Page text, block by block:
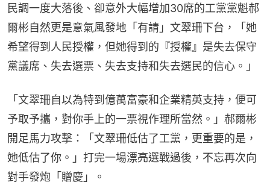
民調一度大落後、卻意外大幅增加30席的工黨黨魁郝
爾彬自然更是意氣風發地「有請」文翠珊下台，「她
希望得到人民授權，但她得到的『授權』是失去保守
黨議席、失去選票、失去支持和失去選民的信心。」
「文翠珊自以為特到億萬富豪和企業精英支持，便可
予取予攜，對你手上的一票視作理所當然。」郝爾彬
開足馬力攻擊：「文翠珊低估了工黨，更重要的是，
她低估了你。」打完一場漂亮選戰過後，不忘再次向
對手發炮「贈慶」。